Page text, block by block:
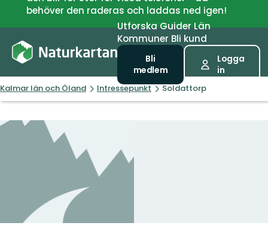
behöver den raderas och laddas ned igen!
UtforskaGuiderLän
Kommuner Bli kund
Bli
medlem
Logga
in
Kalmar län och Öland Intressepunkt Soldattorp